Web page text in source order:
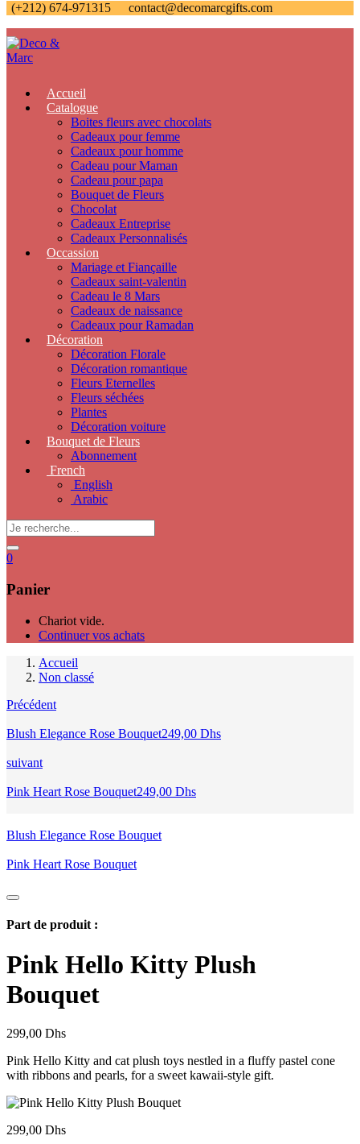
(+212) 674-971315
contact@decomarcgifts.com
Accueil
Catalogue
Boites fleurs avec chocolats
Cadeaux pour femme
Cadeaux pour homme
Cadeau pour Maman
Cadeau pour papa
Bouquet de Fleurs
Chocolat
Cadeaux Entreprise
Cadeaux Personnalisés
Occassion
Mariage et Fiançaille
Cadeaux saint-valentin
Cadeau le 8 Mars
Cadeaux de naissance
Cadeaux pour Ramadan
Décoration
Décoration Florale
Décoration romantique
Fleurs Eternelles
Fleurs séchées
Plantes
Décoration voiture
Bouquet de Fleurs
Abonnement
French
English
Arabic
0
Panier
Chariot vide.
Continuer vos achats
Accueil
Non classé
Précédent
Blush Elegance Rose Bouquet249,00 Dhs
suivant
Pink Heart Rose Bouquet249,00 Dhs
Blush Elegance Rose Bouquet
Pink Heart Rose Bouquet
Part de produit :
Pink Hello Kitty Plush
Bouquet
299,00 Dhs
Pink Hello Kitty and cat plush toys nestled in a fluffy pastel cone
with ribbons and pearls, for a sweet kawaii-style gift.
299,00 Dhs